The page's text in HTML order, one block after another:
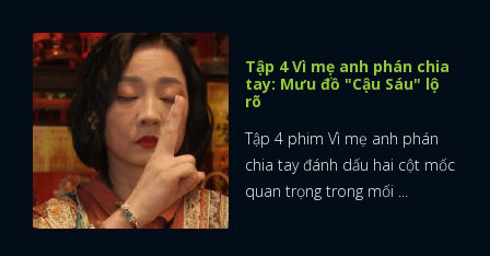
Tập 4 Vì mẹ anh phán chia
tay: Mưu đồ "Cậu Sáu" lộ
rõ
Tập 4 phim Vì mẹ anh phán
chia tay đánh dấu hai cột mốc
quan trọng trong mối ...